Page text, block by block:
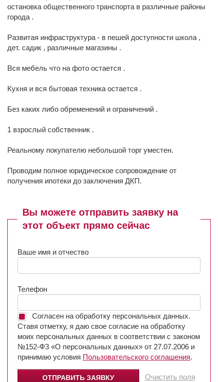
остановка общественного транспорта в различные районы
города .
Развитая инфраструктура - в пешей доступности школа ,
дет. садик , различные магазины .
Вся мебель что на фото остается .
Кухня и вся бытовая техника остается .
Без каких либо обременений и ограничений .
1 взрослый собственник .
Реальному покупателю небольшой торг уместен.
Проводим полное юридическое сопровождение от
получения ипотеки до заключения ДКП.
Вы можете отправить заявку на
этот объект прямо сейчас
Ваше имя и отчество
Телефон
Согласен на обработку персональных данных.
Ставя отметку, я даю свое согласие на обработку
моих персональных данных в соответствии с законом
№152-ФЗ «О персональных данных» от 27.07.2006 и
принимаю условия Пользовательского соглашения.
Очистить поля